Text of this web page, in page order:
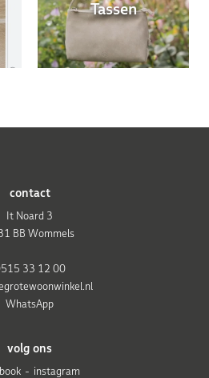
Tassen
volg ons
instagram
contact
It Noard 3
BB Wommels
33 12 00
WhatsApp